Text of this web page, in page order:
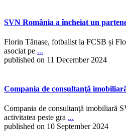
SVN România a încheiat un
Florin Tănase, fotbalist la FCSB și
asociat pe ...
published on 11 December 2024
Compania de consultanţă
Compania de consultanţă imobiliară
activitatea peste gra ...
published on 10 September 2024